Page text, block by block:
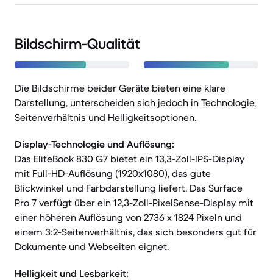
Bildschirm-Qualität
Die Bildschirme beider Geräte bieten eine klare
Darstellung, unterscheiden sich jedoch in Technologie,
Seitenverhältnis und Helligkeitsoptionen.
Display-Technologie und Auflösung:
Das EliteBook 830 G7 bietet ein 13,3-Zoll-IPS-Display
mit Full-HD-Auflösung (1920x1080), das gute
Blickwinkel und Farbdarstellung liefert. Das Surface
Pro 7 verfügt über ein 12,3-Zoll-PixelSense-Display mit
einer höheren Auflösung von 2736 x 1824 Pixeln und
einem 3:2-Seitenverhältnis, das sich besonders gut für
Dokumente und Webseiten eignet.
Helligkeit und Lesbarkeit: